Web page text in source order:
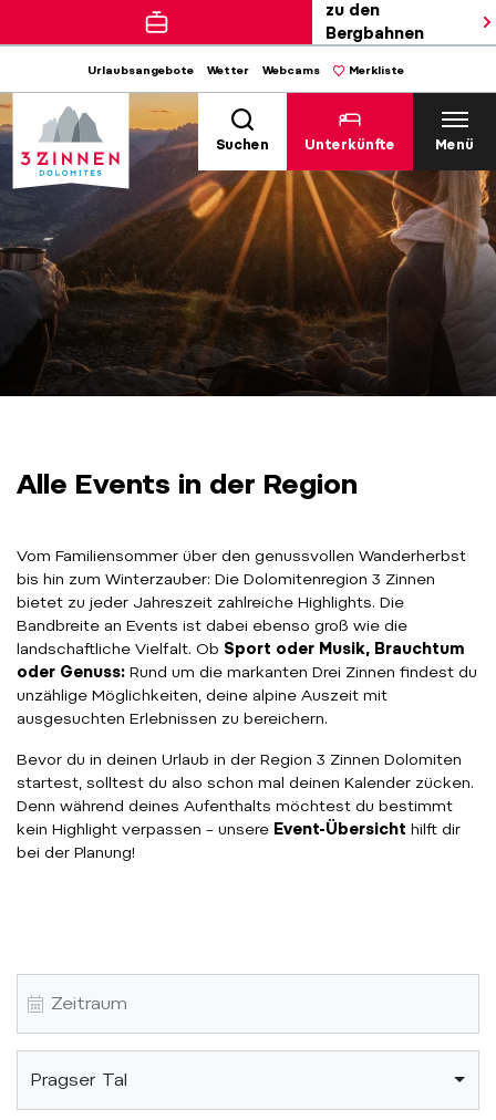
zu den
Bergbahnen
Urlaubsangebote Wetter Webcams Merkliste
Suchen Unterkünfte Menü
Alle Events in der Region
Vom Familiensommer über den genussvollen Wanderherbst
bis hin zum Winterzauber: Die Dolomitenregion 3 Zinnen
bietet zu jeder Jahreszeit zahlreiche Highlights. Die
Bandbreite an Events ist dabei ebenso groß wie die
landschaftliche Vielfalt. Ob Sport oder Musik, Brauchtum
oder Genuss: Rund um die markanten Drei Zinnen findest du
unzählige Möglichkeiten, deine alpine Auszeit mit
ausgesuchten Erlebnissen zu bereichern.
Bevor du in deinen Urlaub in der Region 3 Zinnen Dolomiten
startest, solltest du also schon mal deinen Kalender zücken.
Denn während deines Aufenthalts möchtest du bestimmt
kein Highlight verpassen – unsere Event-Übersicht hilft dir
bei der Planung!
Pragser Tal